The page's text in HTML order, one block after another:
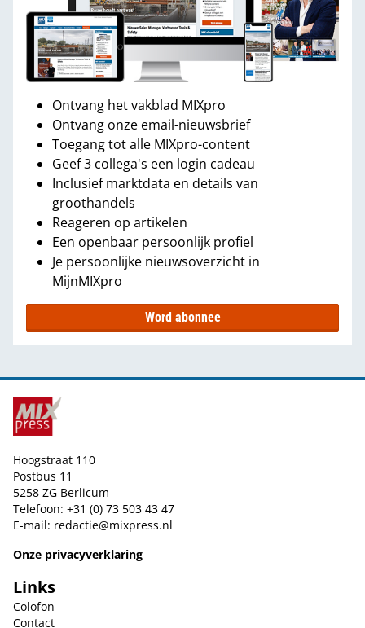
Ontvang het vakblad MIXpro
Ontvang onze email-nieuwsbrief
Toegang tot alle MIXpro-content
Geef 3 collega's een login cadeau
Inclusief marktdata en details van
groothandels
Reageren op artikelen
Een openbaar persoonlijk profiel
Je persoonlijke nieuwsoverzicht in
MijnMIXpro
Word abonnee
Hoogstraat 110
Postbus 11
5258 ZG Berlicum
Telefoon: +31 (0) 73 503 43 47
E-mail: redactie@mixpress.nl
Onze privacyverklaring
Links
Colofon
Contact